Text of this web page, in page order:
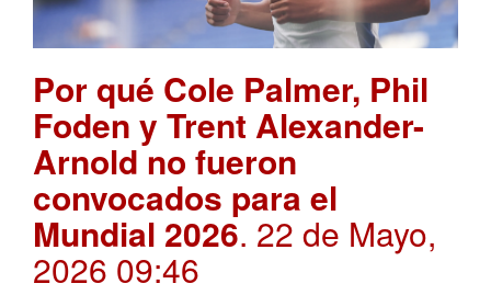
Por qué Cole Palmer, Phil
Foden y Trent Alexander-
Arnold no fueron
convocados para el
Mundial 2026. 22 de Mayo,
2026 09:46